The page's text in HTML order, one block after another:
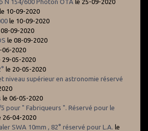
le 10-09-2020
le 10-09-2020
09-2020
le 08-09-2020
06-2020
29-05-2020
le 20-05-2020
niveau supérieur en astronomie réservé
le 06-05-2020
pour " Fabriqueurs ". Réservé pour le
26-04-2020
SWA 10mm , 82° réservé pour L.A. le